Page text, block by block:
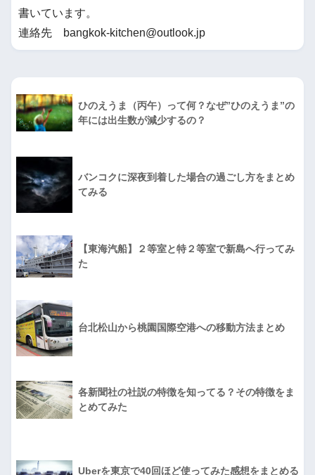
書いています。
連絡先 bangkok-kitchen@outlook.jp
ひのえうま（丙午）って何？なぜ”ひのえうま”の
年には出生数が減少するの？
バンコクに深夜到着した場合の過ごし方をまとめ
てみる
【東海汽船】２等室と特２等室で新島へ行ってみ
た
台北松山から桃園国際空港への移動方法まとめ
各新聞社の社説の特徴を知ってる？その特徴をま
とめてみた
Uberを東京で40回ほど使ってみた感想をまとめる